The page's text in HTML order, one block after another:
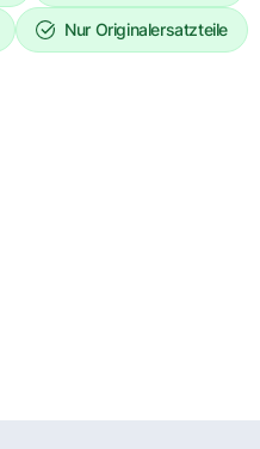
Nur Originalersatzteile